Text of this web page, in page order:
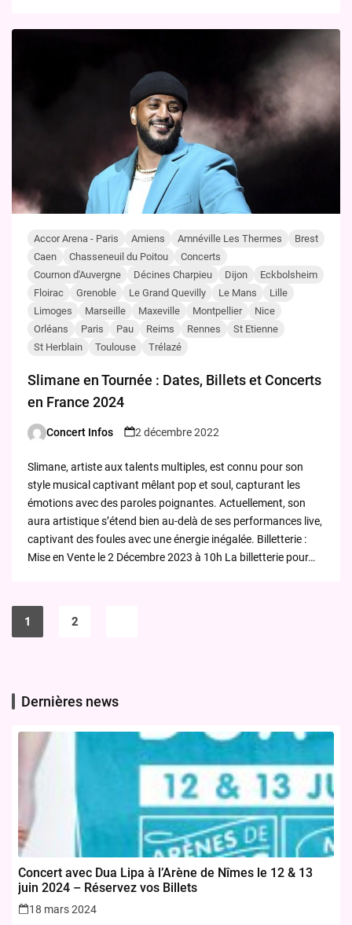
Accor Arena - Paris Amiens Amnéville Les Thermes
Brest
Caen
Chasseneuil du Poitou
Concerts
Cournon d'Auvergne
Décines Charpieu Dijon
Eckbolsheim
Floirac
Grenoble Le Grand Quevilly Le Mans
Lille
Limoges
Marseille Maxeville Montpellier
Nice
Orléans
Paris Pau Reims Rennes
St Etienne
St Herblain
Toulouse Trélazé
Slimane en Tournée : Dates, Billets et Concerts
en France 2024
Posted
Concert Infos 2 décembre 2022
Slimane, artiste aux talents multiples, est connu pour son
style musical captivant mêlant pop et soul, capturant les
émotions avec des paroles poignantes. Actuellement, son
aura artistique s’étend bien au-delà de ses performances live,
captivant des foules avec une énergie inégalée. Billetterie :
Mise en Vente le 2 Décembre 2023 à 10h La billetterie pour…
des
1 2
Dernières news
Concert avec Dua Lipa à l’Arène de Nîmes le 12 & 13
juin 2024 – Réservez vos Billets
18 mars 2024